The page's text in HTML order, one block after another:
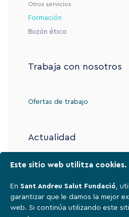
Este sitio web utilitza cookies.
En Sant Andreu Salut Fundació,
garantizar que le damos la mejor
web. Si continúa utilizando este
Otros servicios
Formación
Buzón ético
Trabaja con nosotros
Ofertas de trabajo
Actualidad
Aviso legal